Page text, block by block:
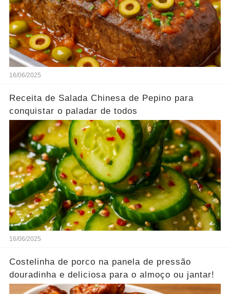
16/06/2025
Receita de Salada Chinesa de Pepino para
conquistar o paladar de todos
16/06/2025
Costelinha de porco na panela de pressão
douradinha e deliciosa para o almoço ou jantar!